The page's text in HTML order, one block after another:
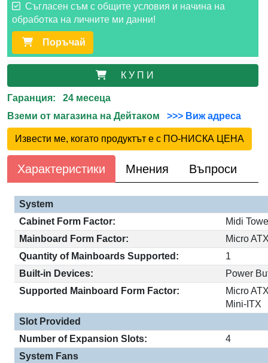
Съгласен съм с общите условия и начина на
обработка на личните ми данни!
Поръчай
К У П И
Гаранция: 24 месеца
Вземи от магазина на Дейтаком
>>> Виж адреса
Извести ме, когато продуктът е с ПО-НИСКА ЦЕНА
Характеристики Мнения Въпроси
System
Cabinet Form Factor:
Midi
Mainboard Form Factor:
Micro
Quantity of Mainboards Supported:
1
Built-in Devices:
Power
Supported Mainboard Form Factor:
Micro
Mini-ITX
Slot Provided
Number of Expansion Slots:
4
System Fans